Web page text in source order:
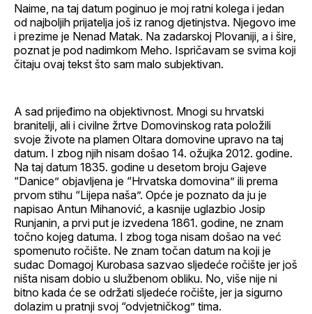
Naime, na taj datum poginuo je moj ratni kolega i jedan
od najboljih prijatelja još iz ranog djetinjstva. Njegovo ime
i prezime je Nenad Matak. Na zadarskoj Plovaniji, a i šire,
poznat je pod nadimkom Meho. Ispričavam se svima koji
čitaju ovaj tekst što sam malo subjektivan.
A sad prijeđimo na objektivnost. Mnogi su hrvatski
branitelji, ali i civilne žrtve Domovinskog rata položili
svoje živote na plamen Oltara domovine upravo na taj
datum. I zbog njih nisam došao 14. ožujka 2012. godine.
Na taj datum 1835. godine u desetom broju Gajeve
“Danice” objavljena je “Hrvatska domovina” ili prema
prvom stihu “Lijepa naša”. Opće je poznato da ju je
napisao Antun Mihanović, a kasnije uglazbio Josip
Runjanin, a prvi put je izvedena 1861. godine, ne znam
točno kojeg datuma. I zbog toga nisam došao na već
spomenuto ročište. Ne znam točan datum na koji je
sudac Domagoj Kurobasa sazvao sljedeće ročište jer još
ništa nisam dobio u službenom obliku. No, više nije ni
bitno kada će se održati sljedeće ročište, jer ja sigurno
dolazim u pratnji svoj “odvjetničkog” tima.